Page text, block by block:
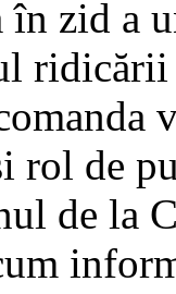
zid a
rol de
de la